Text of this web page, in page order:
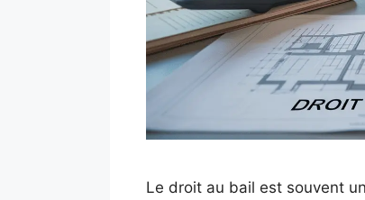
Le droit au bail est souvent